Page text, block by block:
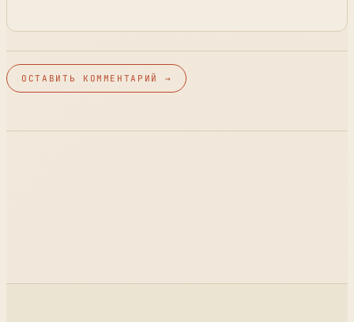
ОСТАВИТЬ КОММЕНТАРИЙ →